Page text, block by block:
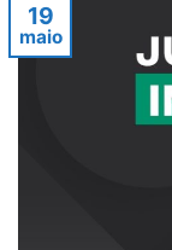
19
maio